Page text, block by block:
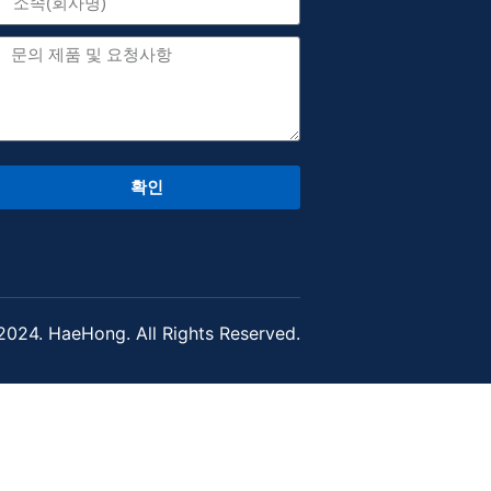
확인
HaeHong. All Rights Reserved.